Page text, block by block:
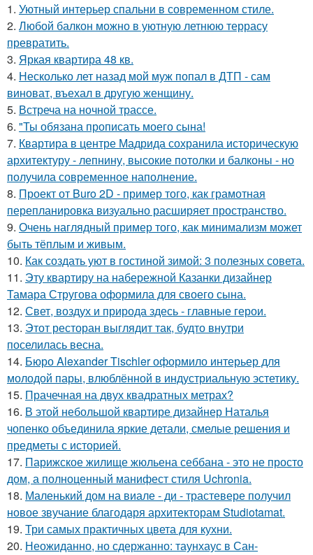
1. Уютный интерьер спальни в современном стиле.
2. Любой балкон можно в уютную летнюю террасу
превратить.
3. Яркая квартира 48 кв.
4. Несколько лет назад мой муж попал в ДТП - сам
виноват, въехал в другую женщину.
5. Встреча на ночной трассе.
6. "Ты обязана прописать моего сына!
7. Квартира в центре Мадрида сохранила историческую
архитектуру - лепнину, высокие потолки и балконы - но
получила современное наполнение.
8. Проект от Buro 2D - пример того, как грамотная
перепланировка визуально расширяет пространство.
9. Очень наглядный пример того, как минимализм может
быть тёплым и живым.
10. Как создать уют в гостиной зимой: 3 полезных совета.
11. Эту квартиру на набережной Казанки дизайнер
Тамара Стругова оформила для своего сына.
12. Свет, воздух и природа здесь - главные герои.
13. Этот ресторан выглядит так, будто внутри
поселилась весна.
14. Бюро Alexander Tischler оформило интерьер для
молодой пары, влюблённой в индустриальную эстетику.
15. Прачечная на двух квадратных метрах?
16. В этой небольшой квартире дизайнер Наталья
чопенко объединила яркие детали, смелые решения и
предметы с историей.
17. Парижское жилище жюльена себбана - это не просто
дом, а полноценный манифест стиля Uchronia.
18. Маленький дом на виале - ди - трастевере получил
новое звучание благодаря архитекторам Studiotamat.
19. Три самых практичных цвета для кухни.
20. Неожиданно, но сдержанно: таунхаус в Сан-